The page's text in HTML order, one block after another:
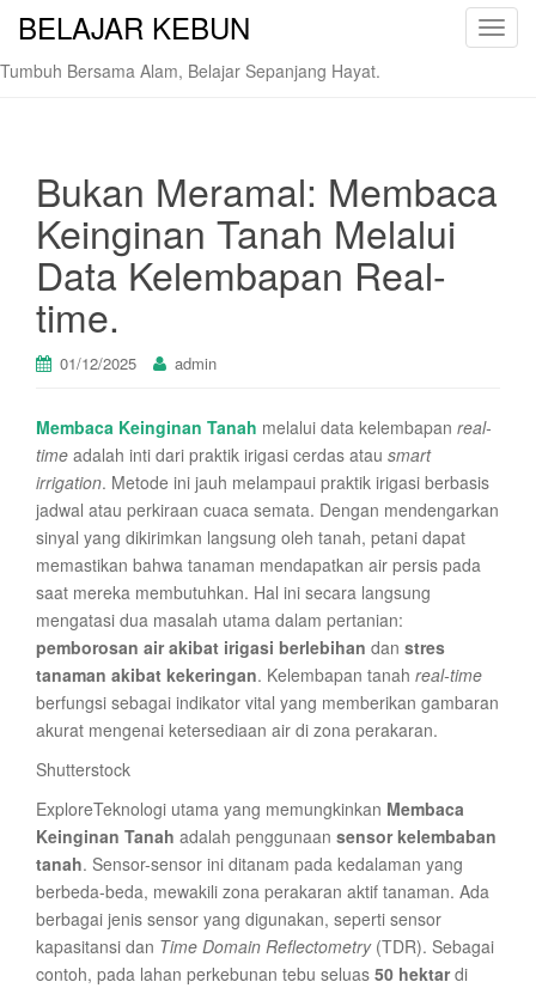
T
n
BELAJAR KEBUN
Tumbuh Bersama Alam, Belajar Sepanjang Hayat.
Bukan Meramal: Membaca
Keinginan Tanah Melalui
Data Kelembapan Real-
time.
01/12/2025 admin
Membaca Keinginan Tanah melalui data kelembapan real-
time adalah inti dari praktik irigasi cerdas atau smart
irrigation. Metode ini jauh melampaui praktik irigasi berbasis
jadwal atau perkiraan cuaca semata. Dengan mendengarkan
sinyal yang dikirimkan langsung oleh tanah, petani dapat
memastikan bahwa tanaman mendapatkan air persis pada
saat mereka membutuhkan. Hal ini secara langsung
mengatasi dua masalah utama dalam pertanian:
pemborosan air akibat irigasi berlebihan dan stres
tanaman akibat kekeringan. Kelembapan tanah real-time
berfungsi sebagai indikator vital yang memberikan gambaran
akurat mengenai ketersediaan air di zona perakaran.
Shutterstock
ExploreTeknologi utama yang memungkinkan Membaca
Keinginan Tanah adalah penggunaan sensor kelembaban
tanah. Sensor-sensor ini ditanam pada kedalaman yang
berbeda-beda, mewakili zona perakaran aktif tanaman. Ada
berbagai jenis sensor yang digunakan, seperti sensor
kapasitansi dan Time Domain Reflectometry(TDR). Sebagai
contoh, pada lahan perkebunan tebu seluas 50 hektardi